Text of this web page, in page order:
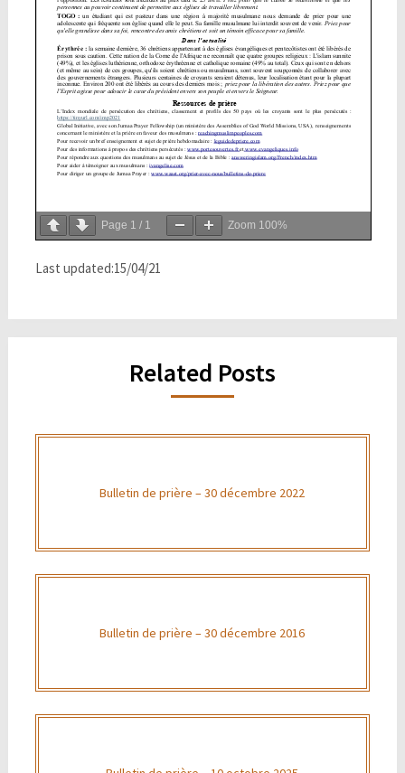
Page 1 / 1 Zoom 100%
Last updated:15/04/21
Related Posts
Bulletin de prière – 30 décembre 2022
Bulletin de prière – 30 décembre 2016